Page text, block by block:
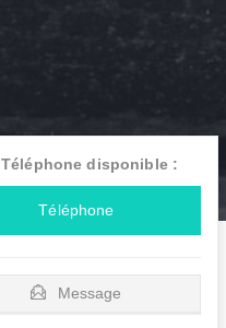
Téléphone disponible :
Téléphone
Message